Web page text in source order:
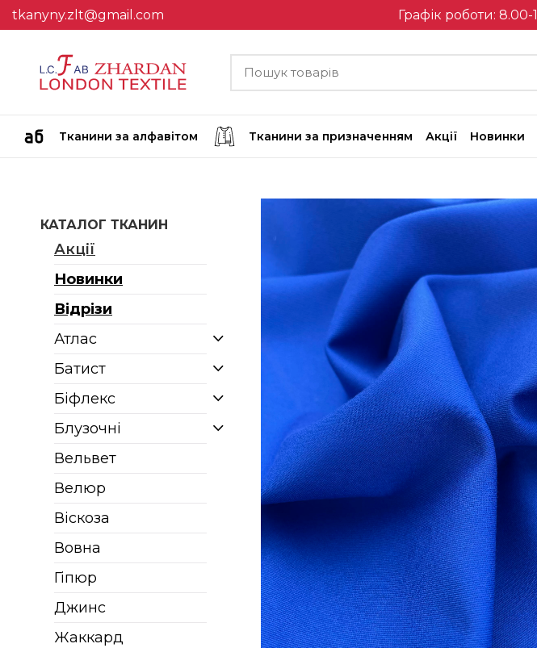
tkanyny.zlt@gmail.com Графік роботи: 8.00-
Тканини за алфавітом Тканини за призначенням Акції Новинки
КАТАЛОГ ТКАНИН
Акції
Новинки
Відрізи
Атлас
Батист
Біфлекс
Блузочні
Вельвет
Велюр
Віскоза
Вовна
Гіпюр
Джинс
Жаккард